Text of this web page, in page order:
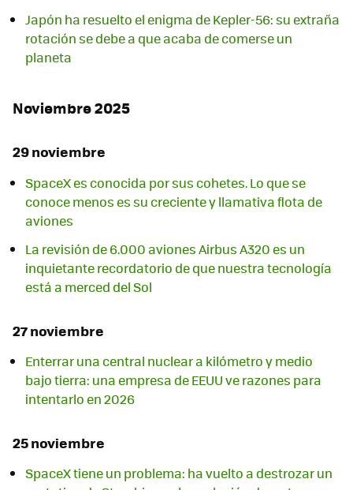
Japón ha resuelto el enigma de Kepler-56: su extraña
rotación se debe a que acaba de comerse un
planeta
Noviembre 2025
29 noviembre
SpaceX es conocida por sus cohetes. Lo que se
conoce menos es su creciente y llamativa flota de
aviones
La revisión de 6.000 aviones Airbus A320 es un
inquietante recordatorio de que nuestra tecnología
está a merced del Sol
27 noviembre
Enterrar una central nuclear a kilómetro y medio
bajo tierra: una empresa de EEUU ve razones para
intentarlo en 2026
25 noviembre
SpaceX tiene un problema: ha vuelto a destrozar un